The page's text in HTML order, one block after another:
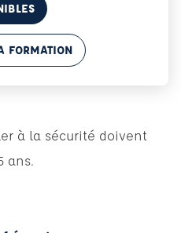
FORMATION
à la sécurité doivent
ans.